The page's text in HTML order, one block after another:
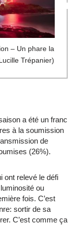
– Un phare la
Trépanier)
a été un franc
à la soumission
de
(26%).
ont relevé le défi
ou
fois. C’est
sortir de sa
C’est comme ça